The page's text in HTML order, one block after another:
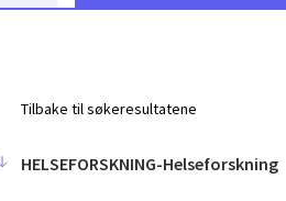
Tilbake til søkeresultatene
HELSEFORSKNING-Helseforskning